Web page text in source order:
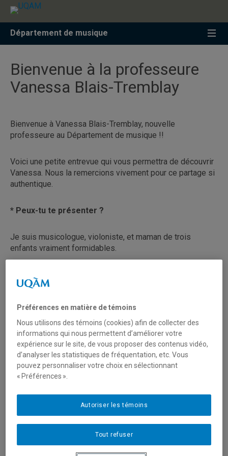
Accéder
recherche
Accéder
menu
pricipal
Accéder
zone
Département de musique
Bienvenue à la professeure
Vanessa Blais-Tremblay
Bienvenue à Vanessa Blais-Tremblay, nouvelle
professeure au Département de musique !!
Voici une petite entrevue qui vous permettra de découvrir
Vanessa. Nous la remercions vivement pour ce partage si
authentique.
* Peux-tu te présenter ?
Je suis musicologue, violoniste, et maman de trois
enfants vraiment formidables.
vies musicales des femmes en histoire du Québec, ainsi
la justice sociale.
Je suis passionnée d’histoire de la musique, mais plus
particulièrement de l’humain lorsqu’il·elle entre en relation
avec la musique ; lorsqu’il·elle s’anime — physiquement,
socialement, psychologiquement, affectivement ou autre
— en rapport avec la musique.
* Pourquoi as-tu choisi le Département de musique
de l’UQAM ?
J’ai toujours rêvé de travailler dans un endroit
Préférences en matière de témoins
Nous utilisons des témoins (cookies) afin de collecter des
informations qui nous permettent d’améliorer votre
expérience sur le site, de vous proposer des contenus vidéo,
d’analyser les statistiques de fréquentation, etc. Vous
pouvez personnaliser votre choix en sélectionnant
« Préférences ».
Tout refuser
Autoriser les témoins